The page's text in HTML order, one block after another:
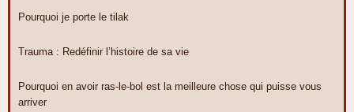
Pourquoi je porte le tilak
Trauma : Redéfinir l’histoire de sa vie
Pourquoi en avoir ras-le-bol est la meilleure chose qui puisse vous
arriver